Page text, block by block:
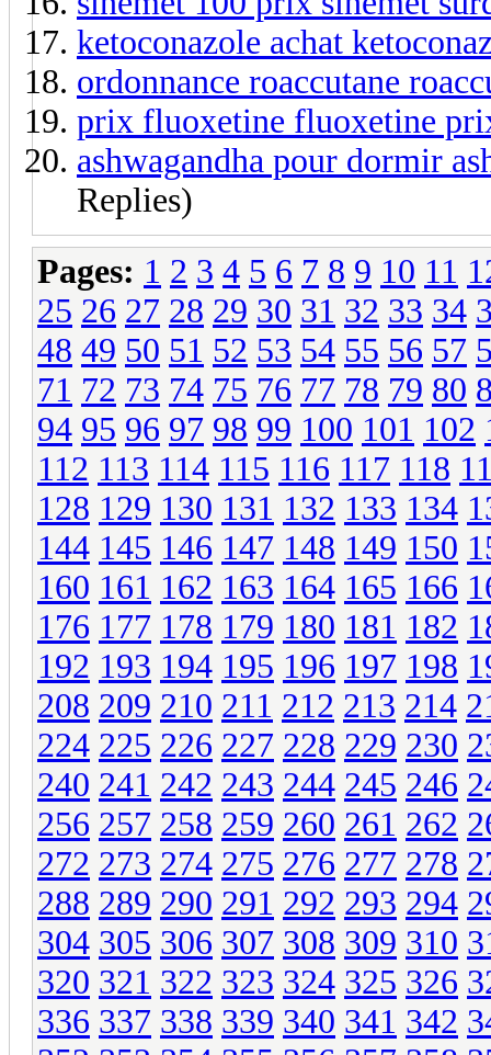
ketoconazole achat
ordonnance roaccutane
prix fluoxetine fluoxetine
ashwagandha pour dormir
Replies)
Pages: 1 2 3 4 5 6 7 8 9 10 11
25 26 27 28 29 30 31 32 33 34
48 49 50 51 52 53 54 55 56 57
71 72 73 74 75 76 77 78 79 80
94 95 96 97 98 99 100 101 102
112 113 114 115 116 117 118
128 129 130 131 132 133 134
144 145 146 147 148 149 150
160 161 162 163 164 165 166
176 177 178 179 180 181 182
192 193 194 195 196 197 198
208 209 210 211 212 213 214
224 225 226 227 228 229 230
240 241 242 243 244 245 246
256 257 258 259 260 261 262
272 273 274 275 276 277 278
288 289 290 291 292 293 294
304 305 306 307 308 309 310
320 321 322 323 324 325 326
336 337 338 339 340 341 342